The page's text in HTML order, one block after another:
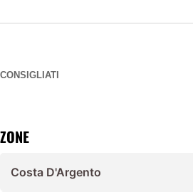
CONSIGLIATI
ZONE
Costa D'Argento